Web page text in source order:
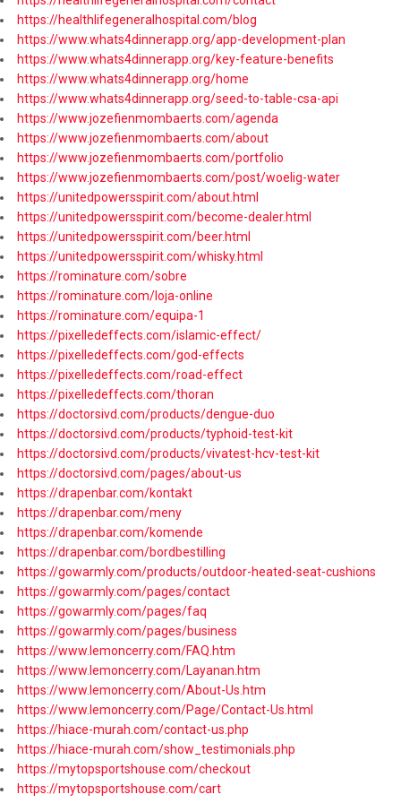
https://healthlifegeneralhospital.com/blog
https://www.whats4dinnerapp.org/app-development-plan
https://www.whats4dinnerapp.org/key-feature-benefits
https://www.whats4dinnerapp.org/home
https://www.whats4dinnerapp.org/seed-to-table-csa-api
https://www.jozefienmombaerts.com/agenda
https://www.jozefienmombaerts.com/about
https://www.jozefienmombaerts.com/portfolio
https://www.jozefienmombaerts.com/post/woelig-water
https://unitedpowersspirit.com/about.html
https://unitedpowersspirit.com/become-dealer.html
https://unitedpowersspirit.com/beer.html
https://unitedpowersspirit.com/whisky.html
https://rominature.com/sobre
https://rominature.com/loja-online
https://rominature.com/equipa-1
https://pixelledeffects.com/islamic-effect/
https://pixelledeffects.com/god-effects
https://pixelledeffects.com/road-effect
https://pixelledeffects.com/thoran
https://doctorsivd.com/products/dengue-duo
https://doctorsivd.com/products/typhoid-test-kit
https://doctorsivd.com/products/vivatest-hcv-test-kit
https://doctorsivd.com/pages/about-us
https://drapenbar.com/kontakt
https://drapenbar.com/meny
https://drapenbar.com/komende
https://drapenbar.com/bordbestilling
https://gowarmly.com/products/outdoor-heated-seat-cushions
https://gowarmly.com/pages/contact
https://gowarmly.com/pages/faq
https://gowarmly.com/pages/business
https://www.lemoncerry.com/FAQ.htm
https://www.lemoncerry.com/Layanan.htm
https://www.lemoncerry.com/About-Us.htm
https://www.lemoncerry.com/Page/Contact-Us.html
https://hiace-murah.com/contact-us.php
https://hiace-murah.com/show_testimonials.php
https://mytopsportshouse.com/checkout
https://mytopsportshouse.com/cart